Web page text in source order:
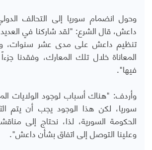
وحول انضمام سوريا إلى التحالف
داعش، قال الشرع: "لقد شاركنا في
تنظيم داعش على مدى عشر سنوات،
المعاناة خلال تلك المعارك، وفقدنا
فيها".
وأردف: "هناك أسباب لوجود الولايات
سوريا، لكن هذا الوجود يجب أن يتم
الحكومة السورية، لذا، نحتاج إلى
وعلينا التوصل إلى اتفاق بشأن داعش".